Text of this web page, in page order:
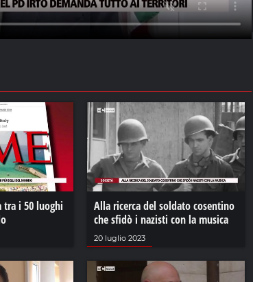
tra i 50 luoghi
Alla ricerca del soldato cosentino
che sfidò i nazisti con la musica
20 luglio 2023